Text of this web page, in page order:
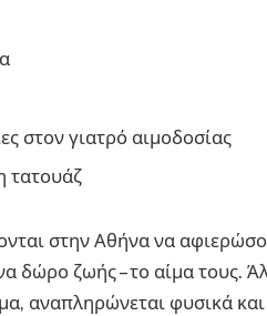
στον γιατρό αιμοδοσίας
τατουάζ
στην Αθήνα να
δώρο ζωής – το αίμα τους.
αναπληρώνεται φυσικά και